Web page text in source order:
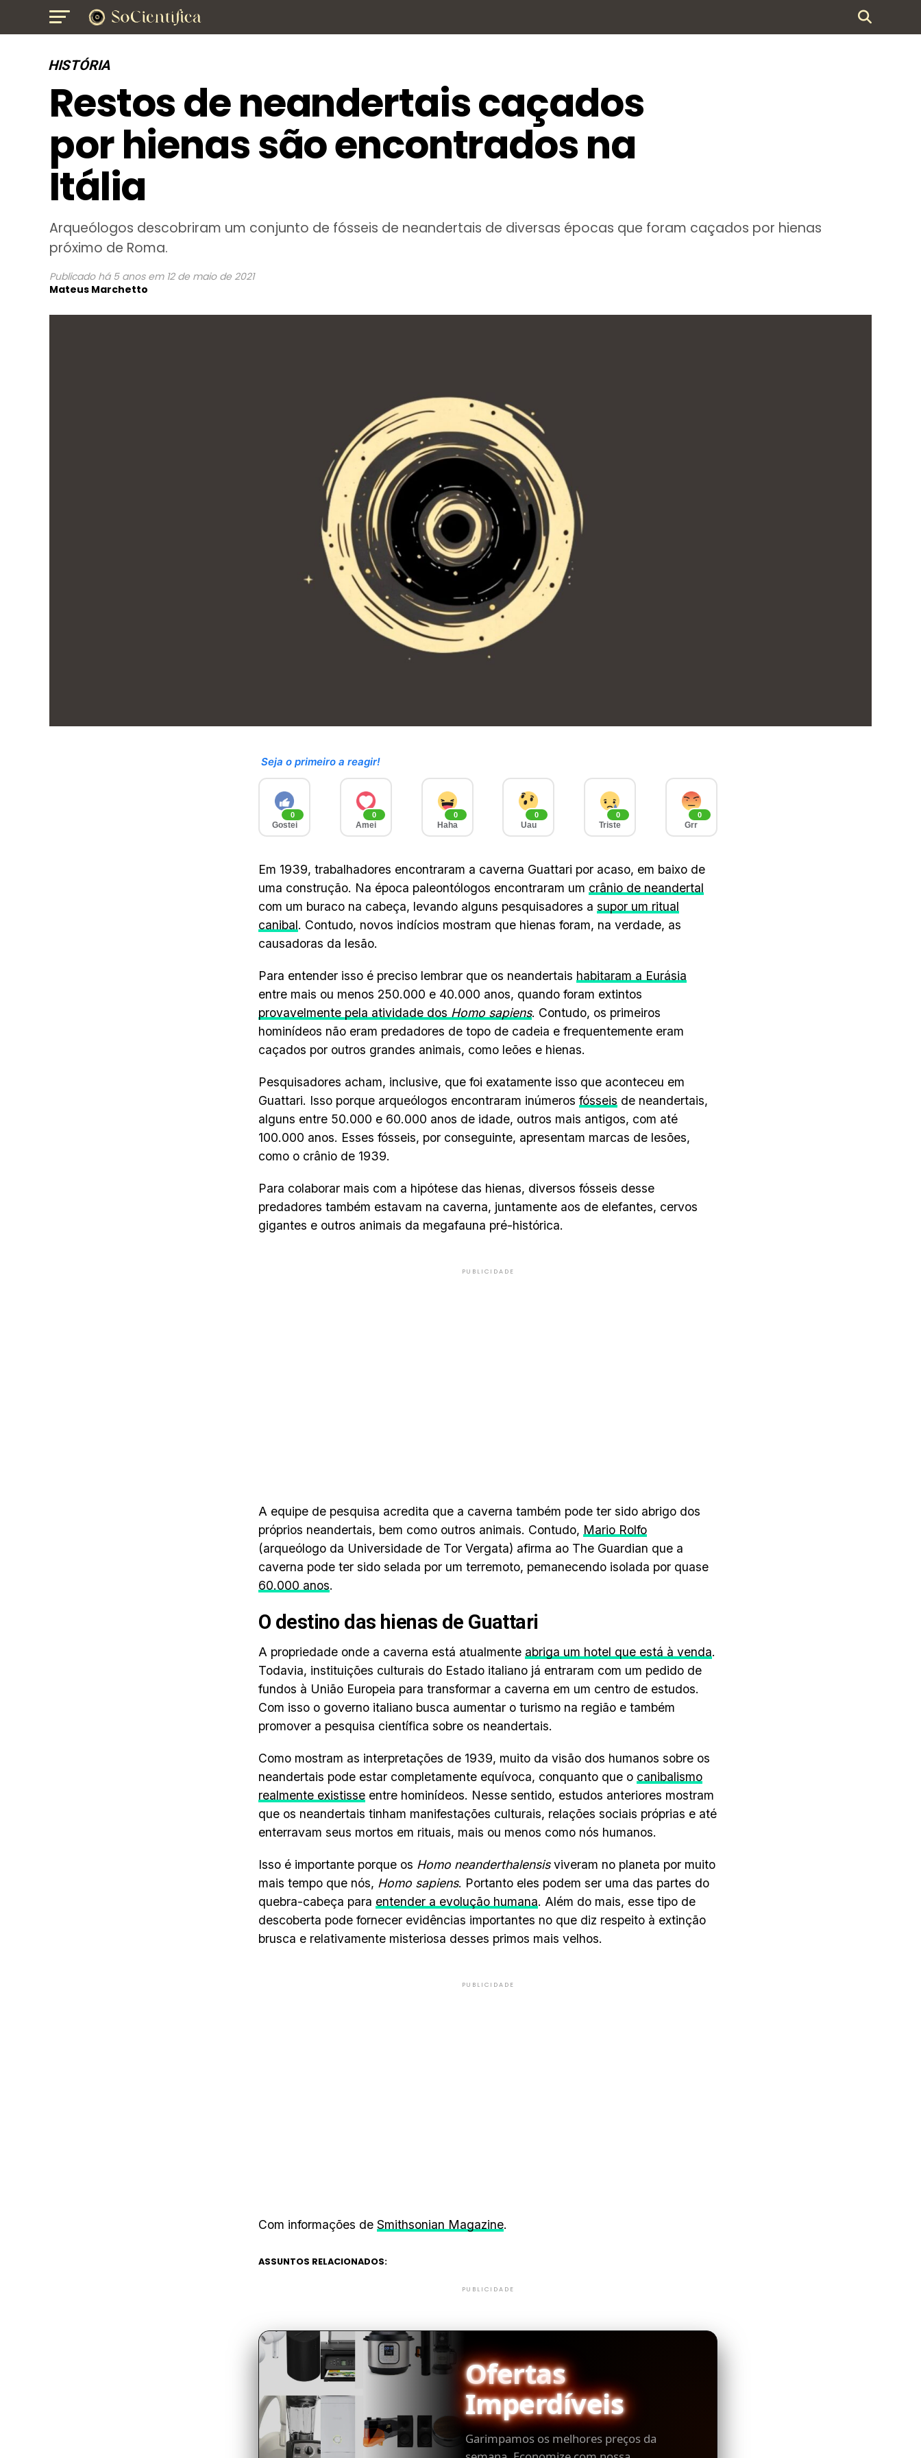
HISTÓRIA
Restos de neandertais caçados
por hienas são encontrados na
Itália
Arqueólogos descobriram um conjunto de fósseis de neandertais de diversas épocas que foram caçados por hienas
próximo de Roma.
Publicado há 5 anos em 12 de maio de 2021
Mateus Marchetto
Seja o primeiro a reagir!
0
Gostei
0
Amei
0
Haha
0
Uau
0
Triste
0
Grr
Em 1939, trabalhadores encontraram a caverna Guattari por acaso, em baixo de
uma construção. Na época paleontólogos encontraram um crânio de neandertal
com um buraco na cabeça, levando alguns pesquisadores a supor um ritual
canibal. Contudo, novos indícios mostram que hienas foram, na verdade, as
causadoras da lesão.
Para entender isso é preciso lembrar que os neandertais habitaram a Eurásia
entre mais ou menos 250.000 e 40.000 anos, quando foram extintos
provavelmente pela atividade dos Homo sapiens. Contudo, os primeiros
hominídeos não eram predadores de topo de cadeia e frequentemente eram
caçados por outros grandes animais, como leões e hienas.
Pesquisadores acham, inclusive, que foi exatamente isso que aconteceu em
Guattari. Isso porque arqueólogos encontraram inúmeros fósseis de neandertais,
alguns entre 50.000 e 60.000 anos de idade, outros mais antigos, com até
100.000 anos. Esses fósseis, por conseguinte, apresentam marcas de lesões,
como o crânio de 1939.
Para colaborar mais com a hipótese das hienas, diversos fósseis desse
predadores também estavam na caverna, juntamente aos de elefantes, cervos
gigantes e outros animais da megafauna pré-histórica.
PUBLICIDADE
A equipe de pesquisa acredita que a caverna também pode ter sido abrigo dos
próprios neandertais, bem como outros animais. Contudo, Mario Rolfo
(arqueólogo da Universidade de Tor Vergata) afirma ao The Guardian que a
caverna pode ter sido selada por um terremoto, pemanecendo isolada por quase
60.000 anos.
O destino das hienas de Guattari
A propriedade onde a caverna está atualmente abriga um hotel que está à venda.
Todavia, instituições culturais do Estado italiano já entraram com um pedido de
fundos à União Europeia para transformar a caverna em um centro de estudos.
Com isso o governo italiano busca aumentar o turismo na região e também
promover a pesquisa científica sobre os neandertais.
Como mostram as interpretações de 1939, muito da visão dos humanos sobre os
neandertais pode estar completamente equívoca, conquanto que o canibalismo
realmente existisse entre hominídeos. Nesse sentido, estudos anteriores mostram
que os neandertais tinham manifestações culturais, relações sociais próprias e até
enterravam seus mortos em rituais, mais ou menos como nós humanos.
Isso é importante porque os Homo neanderthalensisviveram no planeta por muito
mais tempo que nós, Homo sapiens. Portanto eles podem ser uma das partes do
quebra-cabeça para entender a evolução humana. Além do mais, esse tipo de
descoberta pode fornecer evidências importantes no que diz respeito à extinção
brusca e relativamente misteriosa desses primos mais velhos.
PUBLICIDADE
Com informações de Smithsonian Magazine.
ASSUNTOS RELACIONADOS:
PUBLICIDADE
Ofertas
Imperdíveis
Garimpamos os melhores preços da